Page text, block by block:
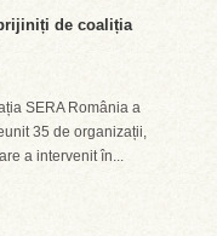
de coaliția
SERA România a
35 de organizații,
a intervenit în...